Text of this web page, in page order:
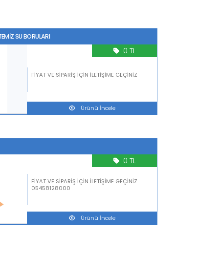
MUFLU TEMİZ SU BORULARI
FİYAT VE SİPARİŞ İÇİN İLETİŞİME GEÇİNİZ
0 TL
Ürünü İncele
FİYAT VE SİPARİŞ İÇİN İLETİŞİME GEÇİNİZ
05458128000
0 TL
Ürünü İncele